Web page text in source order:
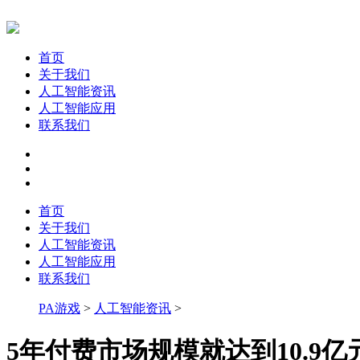
首页
关于我们
人工智能资讯
人工智能应用
联系我们
首页
关于我们
人工智能资讯
人工智能应用
联系我们
PA游戏 > 人工智能资讯 >
5年付费市场规模就达到10.9亿